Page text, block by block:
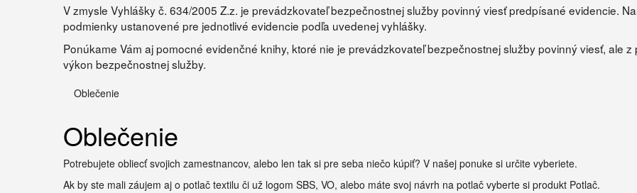
V zmysle Vyhlášky č. 634/2005 Z.z. je prevádzkovateľ bezpečnostnej služby povinný viesť predpísané evidencie.
podmienky ustanovené pre jednotlivé evidencie podľa uvedenej vyhlášky.
Ponúkame Vám aj pomocné evidenčné knihy, ktoré nie je prevádzkovateľ bezpečnostnej služby povinný viesť, ale
výkon bezpečnostnej služby.
Oblečenie
Oblečenie
Potrebujete obliecť svojich zamestnancov, alebo len tak si pre seba niečo kúpiť? V našej ponuke si určite vyberiete.
Ak by ste mali záujem aj o potlač textilu či už logom SBS, VO, alebo máte svoj návrh na potlač vyberte si produkt Potlač.